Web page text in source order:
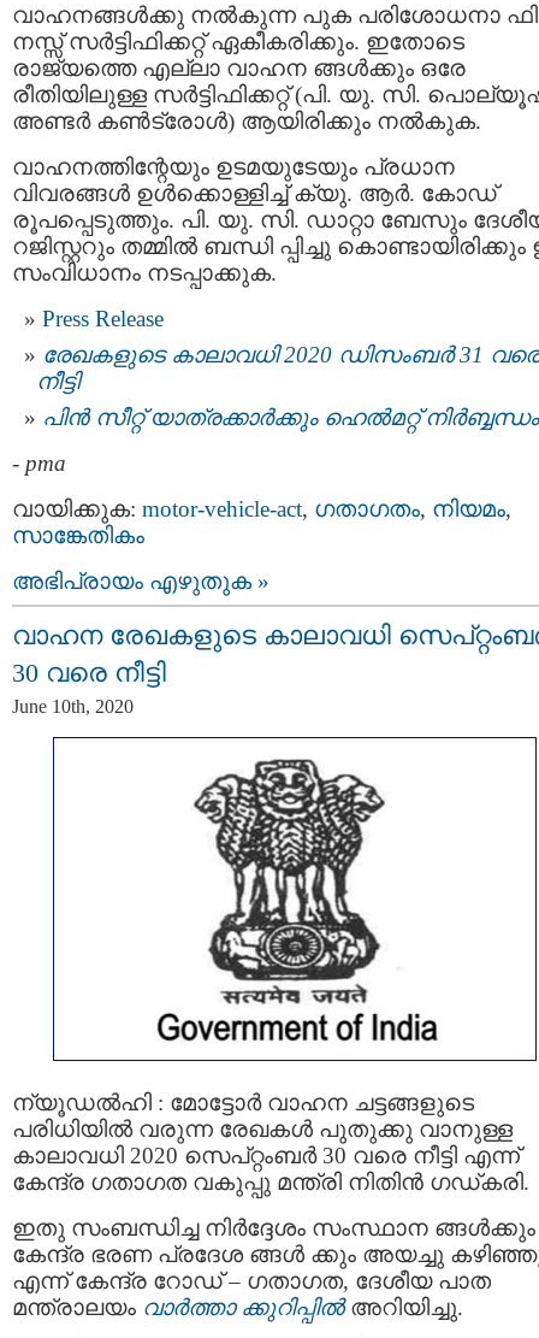
വാഹനങ്ങള്‍ക്കു നല്‍കുന്ന പുക പരിശോധനാ
നസ്സ് സര്‍ട്ടിഫിക്കറ്റ് ഏകീകരിക്കും. ഇതോടെ
രാജ്യത്തെ എല്ലാ വാഹന ങ്ങൾക്കും ഒരേ
രീതിയിലുള്ള സര്‍ട്ടിഫിക്കറ്റ് (പി. യു. സി.
അണ്ടർ കണ്‍ട്രോൾ) ആയിരിക്കും നല്‍കുക.
വാഹനത്തിന്റേയും ഉടമയുടേയും പ്രധാന
വിവരങ്ങൾ ഉള്‍ക്കൊള്ളിച്ച് ക്യു. ആർ. കോഡ്
രൂപപ്പെടുത്തും. പി. യു. സി. ഡാറ്റാ ബേസും
റജിസ്റ്ററും തമ്മില്‍ ബന്ധി പ്പിച്ചു
സംവിധാനം നടപ്പാക്കുക.
Press Release
രേഖകളുടെ കാലാവധി 2020 ഡിസംബർ 31 വരെ
നീട്ടി
പിന്‍ സീറ്റ് യാത്രക്കാര്‍ക്കും ഹെല്‍മറ്റ് നിര്‍ബ്ബന്ധം
- pma
വായിക്കുക: motor-vehicle-act, ഗതാഗതം, നിയമം,
സാങ്കേതികം
അഭിപ്രായം എഴുതുക »
വാഹന രേഖകളുടെ കാലാവധി
30 വരെ നീട്ടി
June 10th, 2020
ന്യൂഡല്‍ഹി : മോട്ടോര്‍ വാഹന ചട്ടങ്ങളുടെ
പരിധിയില്‍ വരുന്ന രേഖകള്‍ പുതുക്കു വാനുള്ള
കാലാവധി 2020 സെപ്റ്റംബര്‍ 30 വരെ നീട്ടി എന്ന്
കേന്ദ്ര ഗതാഗത വകുപ്പു മന്ത്രി നിതിന്‍ ഗഡ്കരി.
ഇതു സംബന്ധിച്ച നിര്‍ദ്ദേശം സംസ്ഥാന ങ്ങള്‍ക്കും
കേന്ദ്ര ഭരണ പ്രദേശ ങ്ങള്‍ ക്കും അയച്ചു
എന്ന് കേന്ദ്ര റോഡ് – ഗതാഗത, ദേശീയ പാത
മന്ത്രാലയം വാര്‍ത്താ ക്കുറിപ്പില്‍അറിയിച്ചു.